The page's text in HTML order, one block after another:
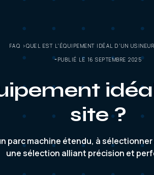
FAQ >QUEL EST L’ÉQUIPEMENT IDÉAL D’UN
PUBLIÉ LE 16 SEPTEMBRE 2025
site ?
parc machine étendu, à
une sélection alliant précision et